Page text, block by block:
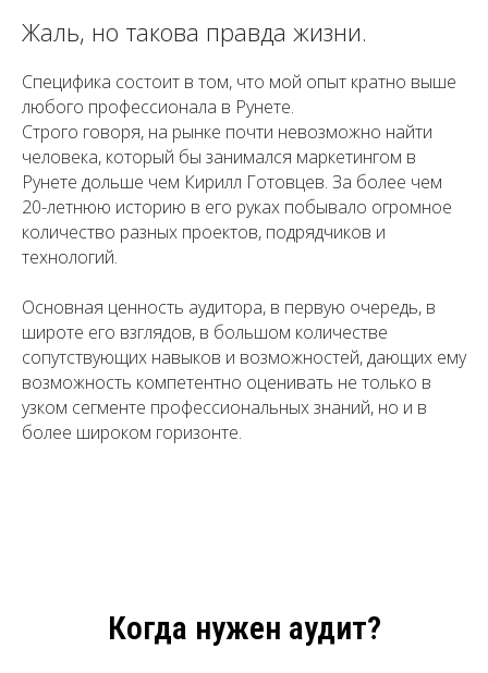
Жаль, но такова правда жизни.
Специфика состоит в том, что мой опыт кратно выше
любого профессионала в Рунете.
Строго говоря, на рынке почти невозможно найти
человека, который бы занимался маркетингом в
Рунете дольше чем Кирилл Готовцев. За более чем
20-летнюю историю в его руках побывало огромное
количество разных проектов, подрядчиков и
технологий.
Основная ценность аудитора, в первую очередь, в
широте его взглядов, в большом количестве
сопутствующих навыков и возможностей, дающих ему
возможность компетентно оценивать не только в
узком сегменте профессиональных знаний, но и в
более широком горизонте.
Когда нужен аудит?